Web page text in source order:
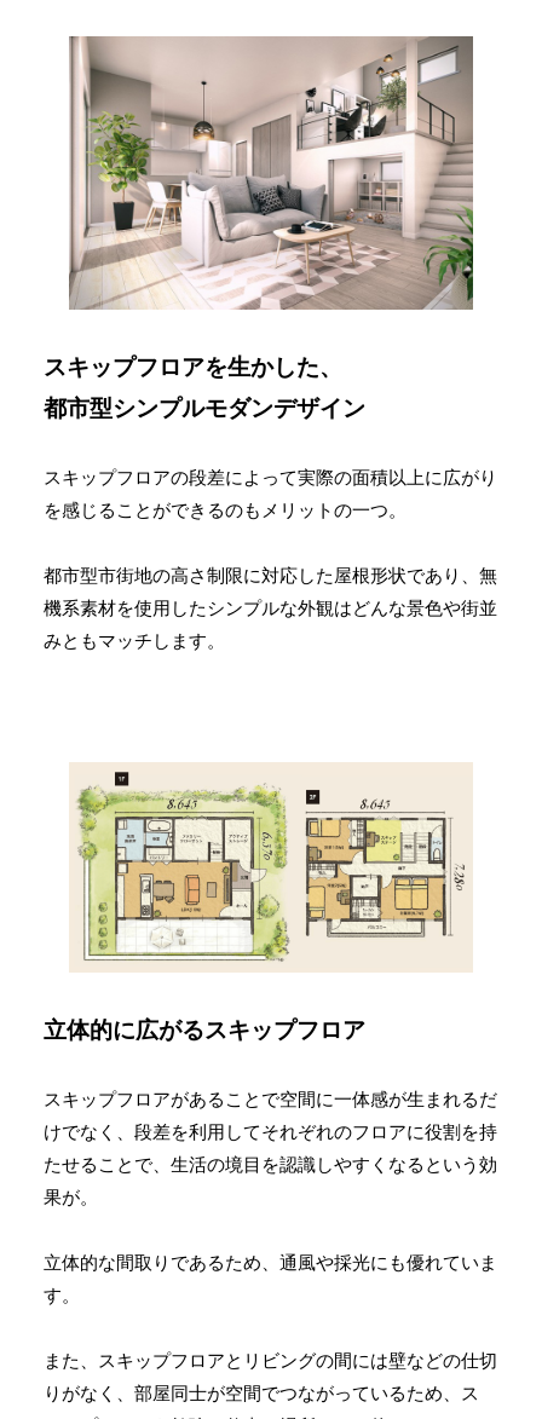
スキップフロアを生かした、
都市型シンプルモダンデザイン
スキップフロアの段差によって実際の面積以上に広がり
を感じることができるのもメリットの一つ。
都市型市街地の高さ制限に対応した屋根形状であり、無
機系素材を使用したシンプルな外観はどんな景色や街並
みともマッチします。
立体的に広がるスキップフロア
スキップフロアがあることで空間に一体感が生まれるだ
けでなく、段差を利用してそれぞれのフロアに役割を持
たせることで、生活の境目を認識しやすくなるという効
果が。
立体的な間取りであるため、通風や採光にも優れていま
す。
また、スキップフロアとリビングの間には壁などの仕切
りがなく、部屋同士が空間でつながっているため、ス